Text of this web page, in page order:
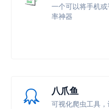
一个可以将手机
率神器
八爪鱼
可视化爬虫工具